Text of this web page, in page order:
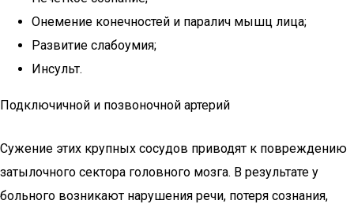
Онемение конечностей и паралич мышц лица;
Развитие слабоумия;
Инсульт.
Подключичной и позвоночной артерий
Сужение этих крупных сосудов приводят к повреждению
затылочного сектора головного мозга. В результате у
больного возникают нарушения речи, потеря сознания,